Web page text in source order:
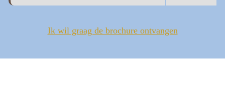
Ik wil graag de brochure ontvangen